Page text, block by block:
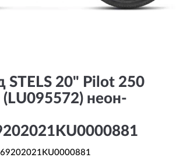
STELS 20" Pilot 250
неон-